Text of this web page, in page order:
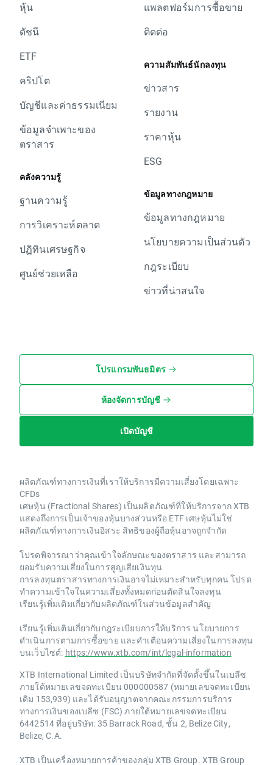
หุ้น
ดัชนี
ETF
คริปโต
บัญชีและค่าธรรมเนียม
ข้อมูลจำเพาะของ
ตราสาร
คลังความรู้
ฐานความรู้
การวิเคราะห์ตลาด
ปฏิทินเศรษฐกิจ
ศูนย์ช่วยเหลือ
แพลตฟอร์มการซื้อขาย
ติดต่อ
ความสัมพันธ์นักลงทุน
ข่าวสาร
รายงาน
ราคาหุ้น
ESG
ข้อมูลทางกฎหมาย
ข้อมูลทางกฎหมาย
นโยบายความเป็นส่วนตัว
กฎระเบียบ
ข่าวที่น่าสนใจ
โปรแกรมพันธมิตร
ห้องจัดการบัญชี
เปิดบัญชี
ผลิตภัณฑ์ทางการเงินที่เราให้บริการมีความเสี่ยงโดยเฉพาะ
CFDs
เศษหุ้น (Fractional Shares) เป็นผลิตภัณฑ์ที่ให้บริการจาก XTB
แสดงถึงการเป็นเจ้าของหุ้นบางส่วนหรือ ETF เศษหุ้นไม่ใช่
ผลิตภัณฑ์ทางการเงินอิสระ สิทธิของผู้ถือหุ้นอาจถูกจำกัด
โปรดพิจารณาว่าคุณเข้าใจลักษณะของตราสาร และสามารถ
ยอมรับความเสี่ยงในการสูญเสียเงินทุน
การลงทุนตราสารทางการเงินอาจไม่เหมาะสำหรับทุกคน โปรด
ทำความเข้าใจในความเสี่ยงทั้งหมดก่อนตัดสินใจลงทุน
เรียนรู้เพิ่มเติมเกี่ยวกับผลิตภัณฑ์ในส่วนข้อมูลสำคัญ
เรียนรู้เพิ่มเติมเกี่ยวกับกฎระเบียบการให้บริการ นโยบายการ
ดำเนินการตามการซื้อขาย และคำเตือนความเสี่ยงในการลงทุน
บนเว็บไซต์: https://www.xtb.com/int/legal-information
XTB International Limited เป็นบริษัทจำกัดที่จัดตั้งขึ้นในเบลีซ
ภายใต้หมายเลขจดทะเบียน 000000587 (หมายเลขจดทะเบียน
เดิม 153,939) และได้รับอนุญาตจากคณะกรรมการบริการ
ทางการเงินของเบลีซ (FSC) ภายใต้หมายเลขจดทะเบียน
6442514 ที่อยู่บริษัท: 35 Barrack Road, ชั้น 2, Belize City,
Belize, C.A.
XTB เป็นเครื่องหมายการค้าของกลุ่ม XTB Group. XTB Group